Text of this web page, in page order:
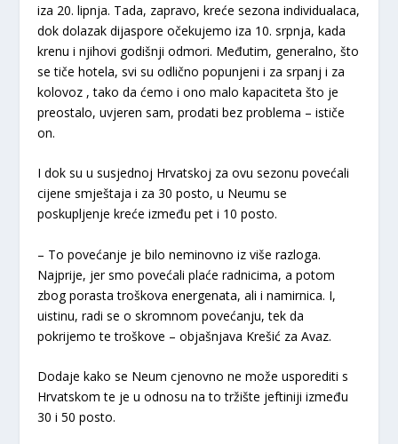
iza 20. lipnja. Tada, zapravo, kreće sezona individualaca,
dok dolazak dijaspore očekujemo iza 10. srpnja, kada
krenu i njihovi godišnji odmori. Međutim, generalno, što
se tiče hotela, svi su odlično popunjeni i za srpanj i za
kolovoz , tako da ćemo i ono malo kapaciteta što je
preostalo, uvjeren sam, prodati bez problema – ističe
on.
I dok su u susjednoj Hrvatskoj za ovu sezonu povećali
cijene smještaja i za 30 posto, u Neumu se
poskupljenje kreće između pet i 10 posto.
– To povećanje je bilo neminovno iz više razloga.
Najprije, jer smo povećali plaće radnicima, a potom
zbog porasta troškova energenata, ali i namirnica. I,
uistinu, radi se o skromnom povećanju, tek da
pokrijemo te troškove – objašnjava Krešić za Avaz.
Dodaje kako se Neum cjenovno ne može usporediti s
Hrvatskom te je u odnosu na to tržište jeftiniji između
30 i 50 posto.